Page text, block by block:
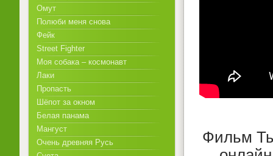
Фильм
Омут
Полюби меня снова
Фейк
Street Fighter
Моя собака – космонавт
Лаки
Пропасть
Шёпот за окном
Белая панама
Мангуст
Очень древняя Русь